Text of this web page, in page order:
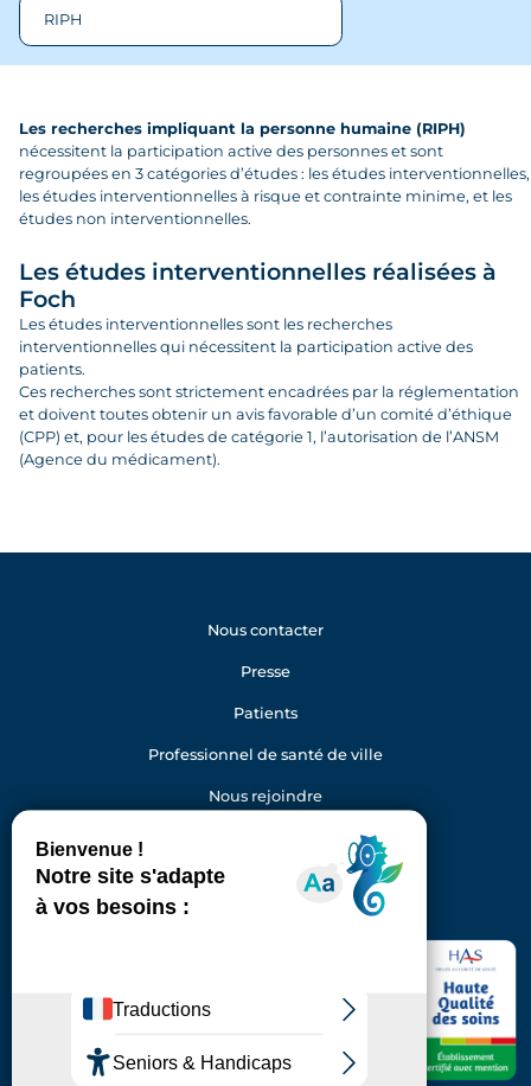
RIPH
La recherche à l'Hôpital Foch
Études sur données
L'entrepôt de données de santé
Les recherches impliquant la personne humaine (RIPH)
nécessitent la participation active des personnes et sont
regroupées en 3 catégories d’études : les études interventionnelles,
les études interventionnelles à risque et contrainte minime, et les
études non interventionnelles.
Les études interventionnelles réalisées à
Foch
Les études interventionnelles sont les recherches
interventionnelles qui nécessitent la participation active des
patients.
Ces recherches sont strictement encadrées par la réglementation
et doivent toutes obtenir un avis favorable d’un comité d’éthique
(CPP) et, pour les études de catégorie 1, l’autorisation de l’ANSM
(Agence du médicament).
92150 Suresnes
Standard : 01 46 25 20 00
Nous contacter
Presse
Patients
Professionnel de santé de ville
Nous rejoindre
LinkedInInstagram